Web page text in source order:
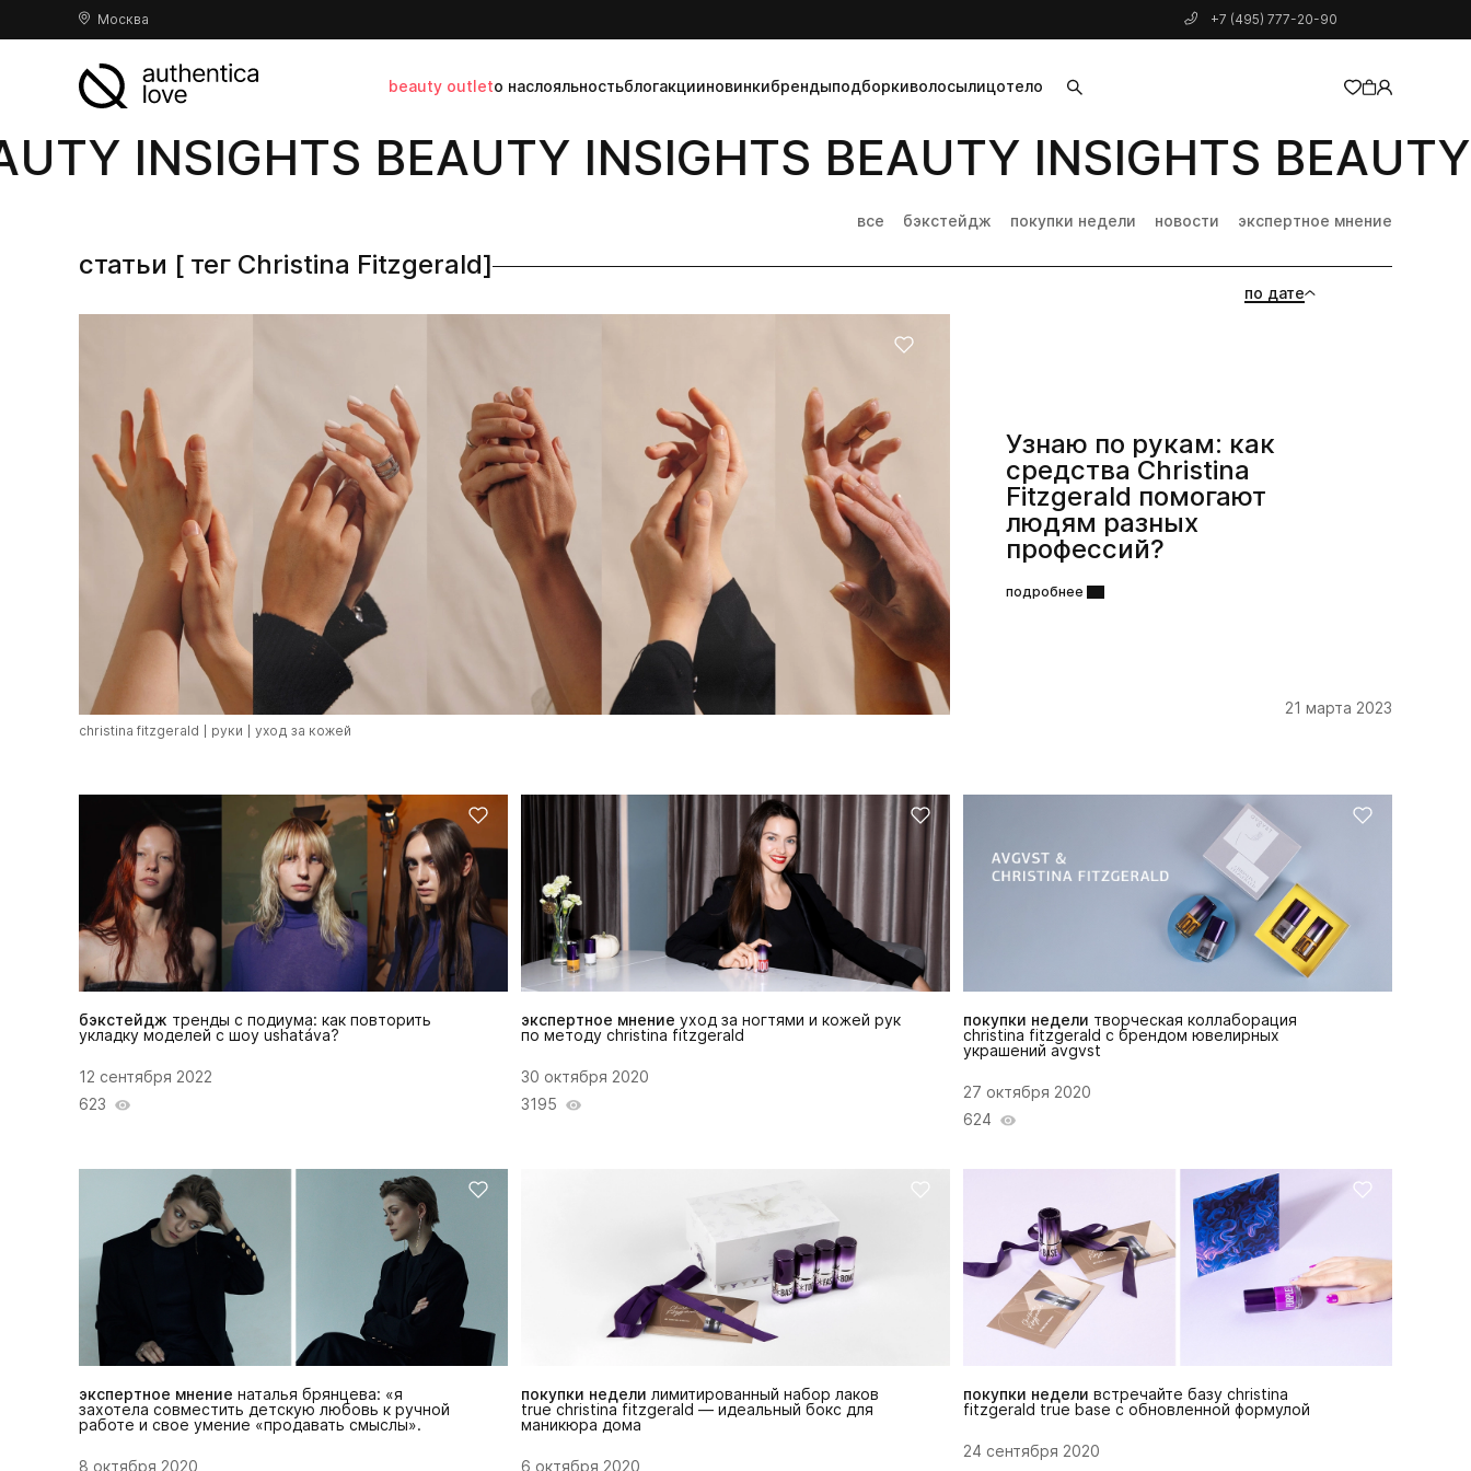
Москва +7 (495) 777-20-90
beauty outletо наслояльностьблогакцииновинкибрендыподборкиволосылицотело
добавлен в корзину
INSIGHTS BEAUTY INSIGHTS BEAUTY INSIGHTS
все бэкстейдж покупки недели новости экспертное мнение
статьи [ тег Christina Fitzgerald]
по дате
Узнаю по рукам: как
средства Christina
Fitzgerald помогают
людям разных
профессий?
подробнее
21 марта 2023
christina fitzgerald руки уход за кожей
бэкстейдж тренды с подиума: как повторить
укладку моделей с шоу ushatáva?
12 сентября 2022
623
экспертное мнение уход за ногтями и кожей рук
по методу christina fitzgerald
30 октября 2020
3195
покупки недели творческая коллаборация
christina fitzgerald c брендом ювелирных
украшений avgvst
27 октября 2020
624
экспертное мнение наталья брянцева: «я
захотела совместить детскую любовь к ручной
работе и свое умение «продавать смыслы».
8 октября 2020
покупки недели лимитированный набор лаков
true christina fitzgerald — идеальный бокс для
маникюра дома
6 октября 2020
покупки недели встречайте базу christina
fitzgerald true base с обновленной формулой
24 сентября 2020